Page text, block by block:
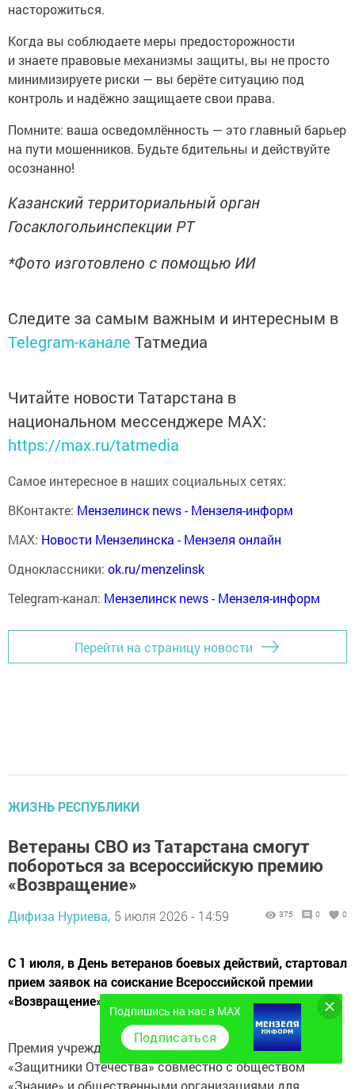
насторожиться.
Когда вы соблюдаете меры предосторожности
и знаете правовые механизмы защиты, вы не просто
минимизируете риски — вы берёте ситуацию под
контроль и надёжно защищаете свои права.
Помните: ваша осведомлённость — это главный барьер
на пути мошенников. Будьте бдительны и действуйте
осознанно!
Казанский территориальный орган
Госаклогольинспекции РТ
*Фото изготовлено с помощью ИИ
Следите за самым важным и интересным в
Telegram-канале Татмедиа
Читайте новости Татарстана в
национальном мессенджере MАХ:
https://max.ru/tatmedia
Самое интересное в наших социальных сетях:
ВКонтакте: Мензелинск news - Мензеля-информ
MAX: Новости Мензелинска - Мензеля онлайн
Одноклассники: ok.ru/menzelinsk
Telegram-канал: Мензелинск news - Мензеля-информ
Перейти на страницу новости
ЖИЗНЬ РЕСПУБЛИКИ
Ветераны СВО из Татарстана смогут
побороться за всероссийскую премию
«Возвращение»
Дифиза Нуриева, 5 июля 2026 - 14:59 375 0 0
С 1 июля, в День ветеранов боевых действий, стартовал
прием заявок на соискание Всероссийской премии
«Возвращение».
Премия учреждена Государственным фондом
«Защитники Отечества» совместно с обществом
«Знание» и общественными организациями для
Подпишись на нас в MAX
Подписаться